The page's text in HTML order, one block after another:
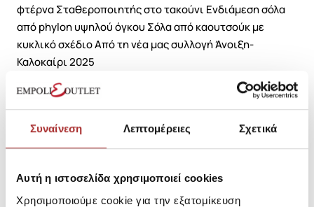
Συναίνεση Λεπτομέρειες Σχετικά
Αυτή η ιστοσελίδα χρησιμοποιεί cookies
Χρησιμοποιούμε cookie για την εξατομίκευση
φτέρνα Σταθεροποιητής στο τακούνι Ενδιάμεση σόλα
από phylon υψηλού όγκου Σόλα από καουτσούκ με
κυκλικό σχέδιο Από τη νέα μας συλλογή Άνοιξη-
Καλοκαίρι 2025
SKU: 261ST0823D1865
Κωδικός Κατασκευαστή: PLS60042
Αποστολές Προϊόντων